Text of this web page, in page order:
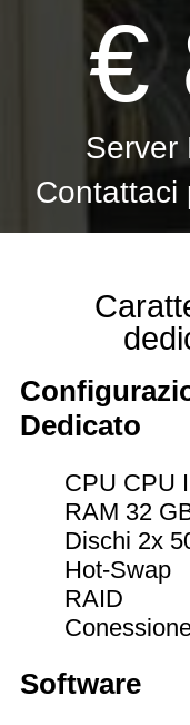
€
Server
Contattaci
Dedicato
CPU CPU
RAM 32
Dischi 2x
Hot-Swap
RAID
Software